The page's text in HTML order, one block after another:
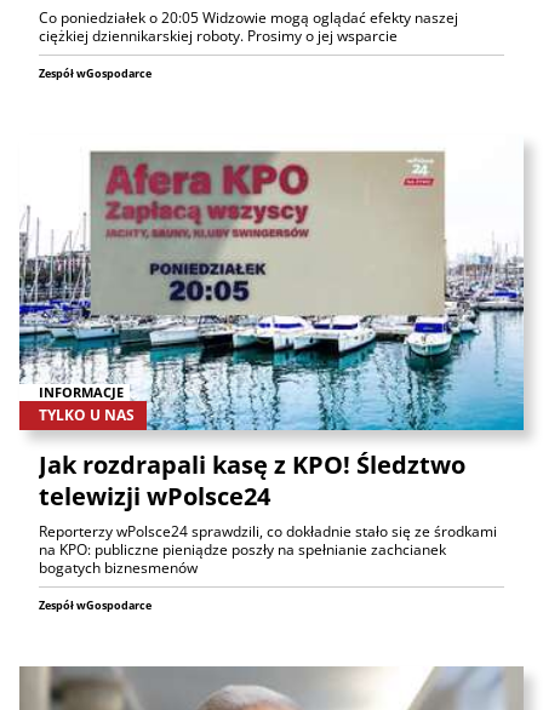
Co poniedziałek o 20:05 Widzowie mogą oglądać efekty naszej
ciężkiej dziennikarskiej roboty. Prosimy o jej wsparcie
Zespół wGospodarce
INFORMACJE
TYLKO U NAS
Jak rozdrapali kasę z KPO! Śledztwo
telewizji wPolsce24
Reporterzy wPolsce24 sprawdzili, co dokładnie stało się ze środkami
na KPO: publiczne pieniądze poszły na spełnianie zachcianek
bogatych biznesmenów
Zespół wGospodarce